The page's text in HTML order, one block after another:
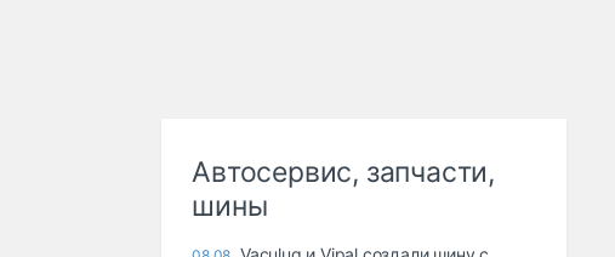
Автосервис, запчасти,
шины